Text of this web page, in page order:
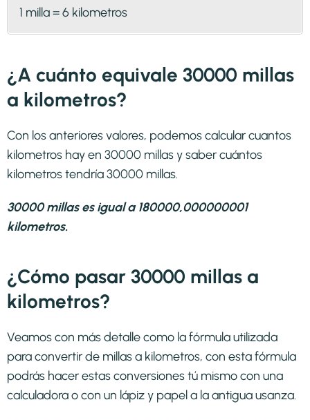
1 milla = 6 kilometros
¿A cuánto equivale 30000 millas
a kilometros?
Con los anteriores valores, podemos calcular cuantos
kilometros hay en 30000 millas y saber cuántos
kilometros tendría 30000 millas.
30000 millas es igual a 180000,000000001
kilometros.
¿Cómo pasar 30000 millas a
kilometros?
Veamos con más detalle como la fórmula utilizada
para convertir de millas a kilometros, con esta fórmula
podrás hacer estas conversiones tú mismo con una
calculadora o con un lápiz y papel a la antigua usanza.